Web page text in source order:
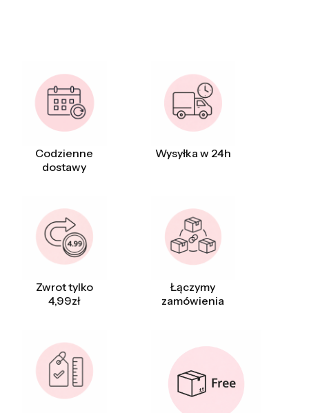
Codzienne
dostawy
Wysyłka w 24h
Zwrot tylko
4,99zł
Łączymy
zamówienia